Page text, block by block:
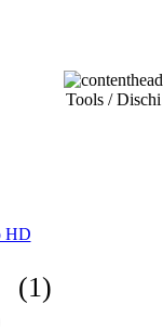
Tools / Dischi
HD
(1)